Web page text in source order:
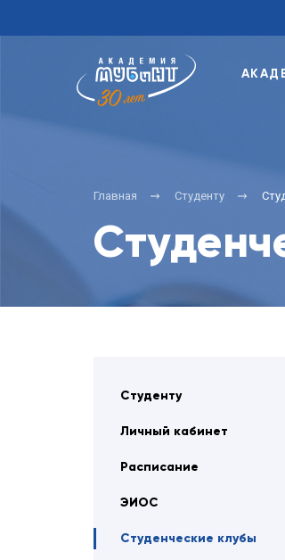
Главная Студенту
Студенту
Личный кабинет
Расписание
ЭИОС
Студенческие клубы